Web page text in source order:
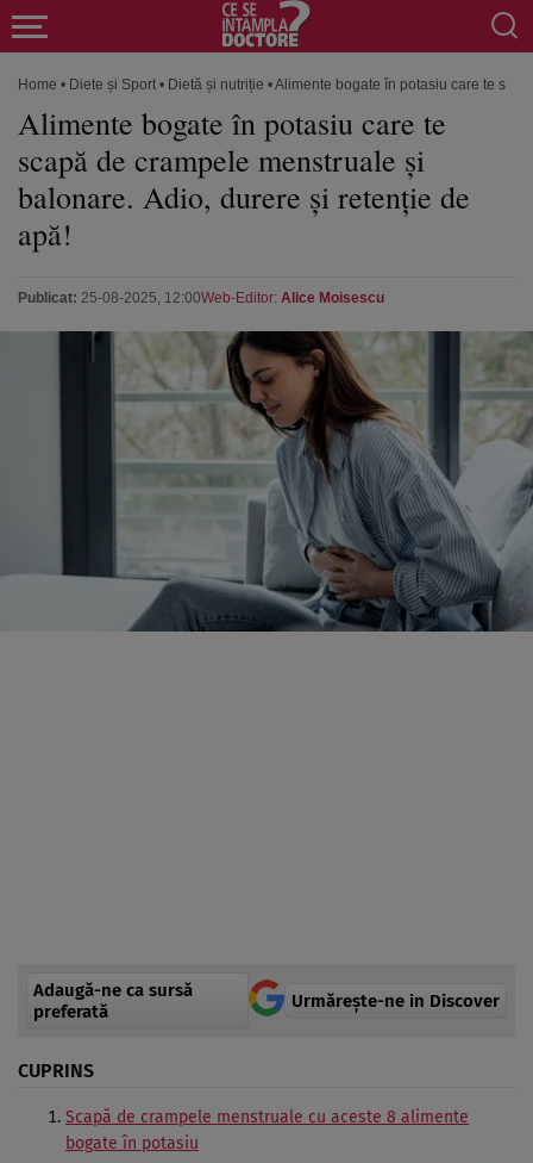
Home • Diete și Sport • Dietă și nutriție •Alimente bogate în potasiu care te
Alimente bogate în potasiu care te
scapă de crampele menstruale și
balonare. Adio, durere și retenție de
apă!
Publicat: 25-08-2025, 12:00Web-Editor: Alice Moisescu
Adaugă-ne ca sursă
preferată
Urmărește-ne in Discover
CUPRINS
Scapă de crampele menstruale cu aceste 8 alimente
bogate în potasiu